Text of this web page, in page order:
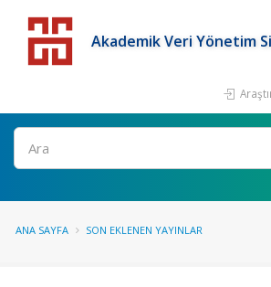
Akademik Veri Yönetim
ANA SAYFA SON EKLENEN YAYINLAR